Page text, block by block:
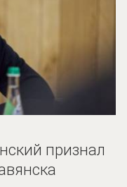
признал